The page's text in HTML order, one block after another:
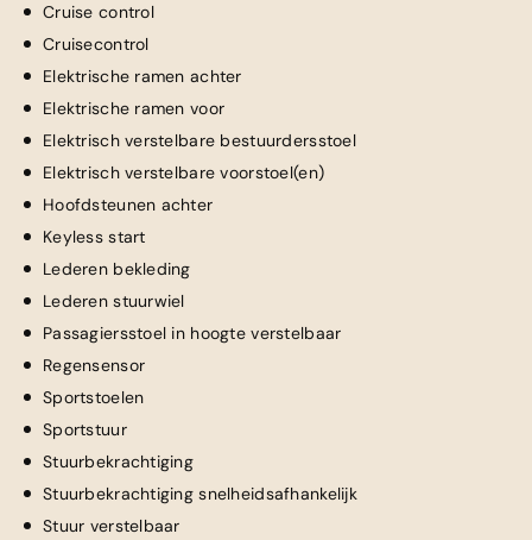
Cruise control
Cruisecontrol
Elektrische ramen achter
Elektrische ramen voor
Elektrisch verstelbare bestuurdersstoel
Elektrisch verstelbare voorstoel(en)
Hoofdsteunen achter
Keyless start
Lederen bekleding
Lederen stuurwiel
Passagiersstoel in hoogte verstelbaar
Regensensor
Sportstoelen
Sportstuur
Stuurbekrachtiging
Stuurbekrachtiging snelheidsafhankelijk
Stuur verstelbaar